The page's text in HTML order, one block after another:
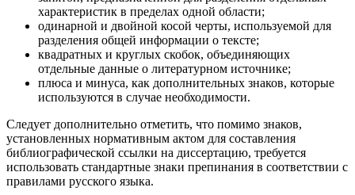
характеристик в пределах одной области;
одинарной и двойной косой черты, используемой для
разделения общей информации о тексте;
квадратных и круглых скобок, объединяющих
отдельные данные о литературном источнике;
плюса и минуса, как дополнительных знаков, которые
используются в случае необходимости.
Следует дополнительно отметить, что помимо знаков,
установленных нормативным актом для составления
библиографической ссылки на диссертацию, требуется
использовать стандартные знаки препинания в соответствии с
правилами русского языка.